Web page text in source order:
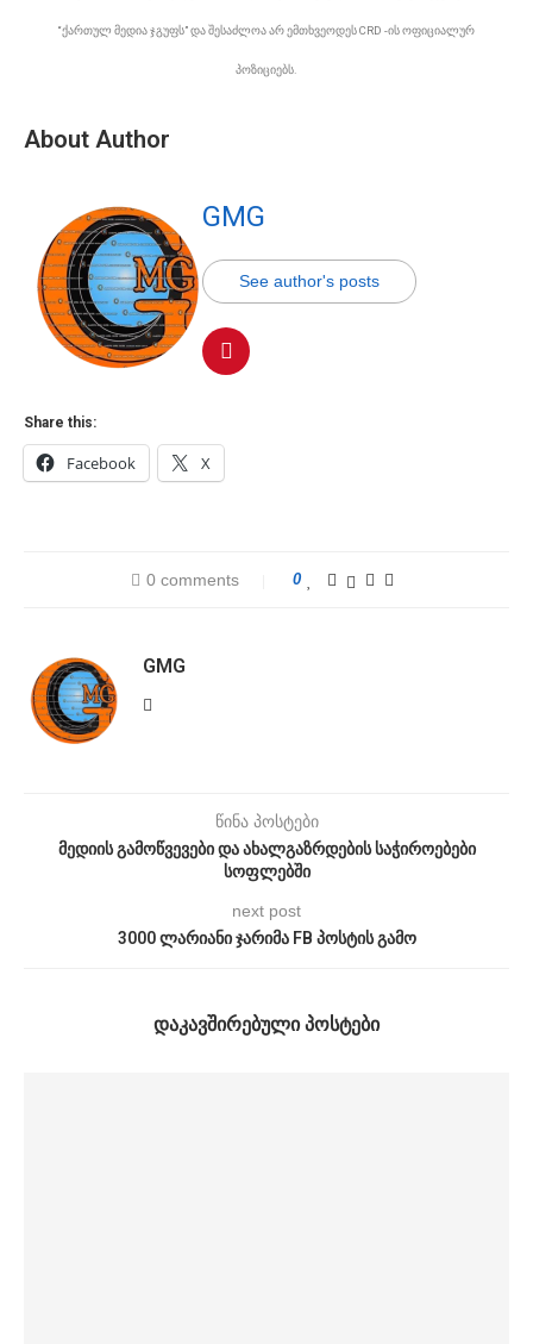
“ქართულ მედია ჯგუფს” და შესაძლოა არ ემთხვეოდეს CRD -ის ოფიციალურ
პოზიციებს.
About Author
GMG
See author's posts
Share this:
Facebook X
0 comments 0
GMG
წინა პოსტები
მედიის გამოწვევები და ახალგაზრდების საჭიროებები
სოფლებში
next post
3000 ლარიანი ჯარიმა FB პოსტის გამო
ᲓᲐᲙᲐᲕᲨᲘᲠᲔᲑᲣᲚᲘ ᲞᲝᲡᲢᲔᲑᲘ